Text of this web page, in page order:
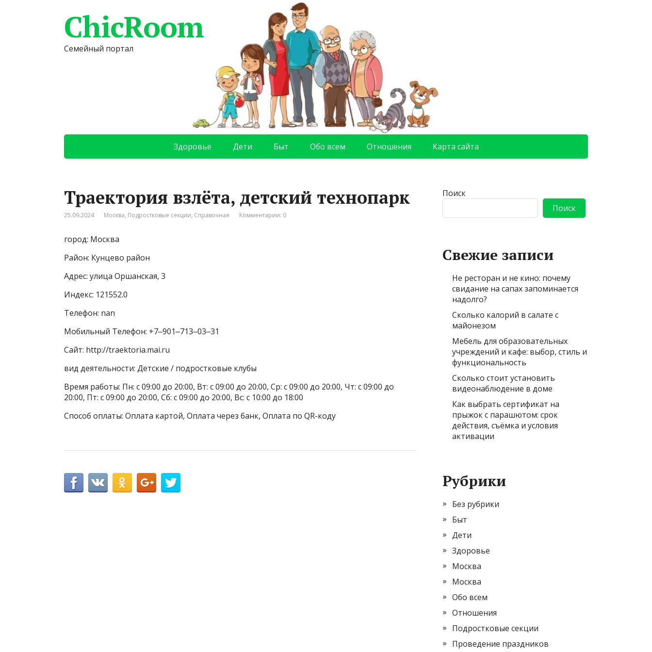
ChicRoom
Семейный портал
Здоровье Дети Быт Обо всем Отношения Карта сайта
Траектория взлёта, детский технопарк
25.09.2024 Москва, Подростковые секции, Справочная Комментарии: 0
город: Москва
Район: Кунцево район
Адрес: улица Оршанская, 3
Индекс: 121552.0
Телефон: nan
Мобильный Телефон: +7‒901‒713‒03‒31
Сайт: http://traektoria.mai.ru
вид деятельности: Детские / подростковые клубы
Время работы: Пн: с 09:00 до 20:00, Вт: с 09:00 до 20:00, Ср: с 09:00 до 20:00, Чт: с 09:00 до
20:00, Пт: с 09:00 до 20:00, Сб: с 09:00 до 20:00, Вс: с 10:00 до 18:00
Способ оплаты: Оплата картой, Оплата через банк, Оплата по QR-коду
Поиск
Поиск
Свежие записи
Не ресторан и не кино: почему
свидание на сапах запоминается
надолго?
Сколько калорий в салате с
майонезом
Мебель для образовательных
учреждений и кафе: выбор, стиль и
функциональность
Сколько стоит установить
видеонаблюдение в доме
Как выбрать сертификат на
прыжок с парашютом: срок
действия, съёмка и условия
активации
Рубрики
Без рубрики
Быт
Дети
Здоровье
Москва
Москва
Обо всем
Отношения
Подростковые секции
Проведение праздников